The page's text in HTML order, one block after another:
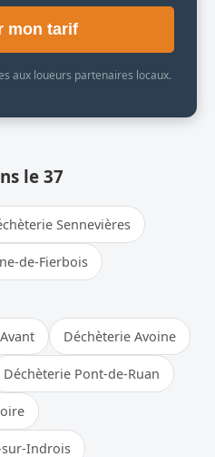
mon tarif
aux loueurs partenaires locaux.
le 37
Sennevières
de-Fierbois
Déchèterie Avoine
Déchèterie Pont-de-Ruan
sur-Indrois